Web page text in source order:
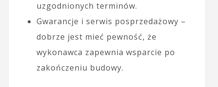
uzgodnionych terminów.
Gwarancje i serwis posprzedażowy –
dobrze jest mieć pewność, że
wykonawca zapewnia wsparcie po
zakończeniu budowy.